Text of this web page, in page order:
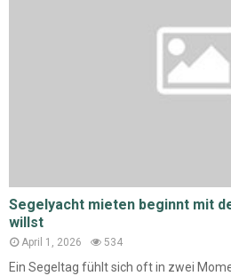
Segelyacht mieten beginnt mit
willst
April 1, 2026 534
Ein Segeltag fühlt sich oft in zwei